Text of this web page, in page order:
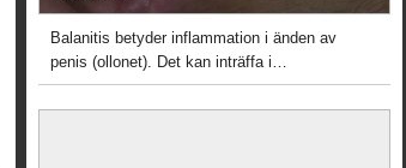
Balanitis betyder inflammation i änden av
penis (ollonet). Det kan inträffa i…